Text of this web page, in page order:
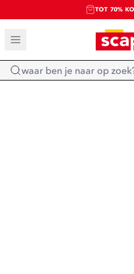
TOT 70%
SALE:
Home